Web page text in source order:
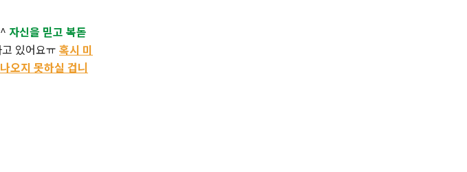
자신을 믿고 복돋
있어요ㅠ 혹시 미
오지 못하실 겁니